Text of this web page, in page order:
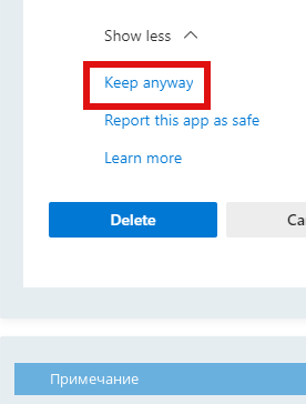
Примечание